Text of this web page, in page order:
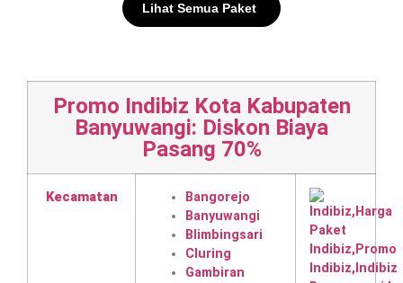
Lihat Semua Paket
Promo Indibiz Kota Kabupaten
Banyuwangi: Diskon Biaya
Pasang 70%
Kecamatan
Bangorejo
Banyuwangi
Blimbingsari
Cluring
Gambiran